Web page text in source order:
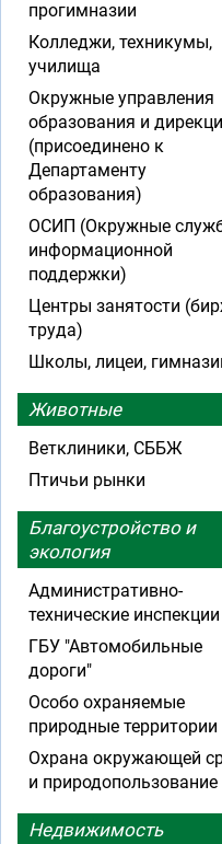
прогимназии
Колледжи, техникумы,
училища
Окружные управления
образования и
(присоединено к
Департаменту
образования)
ОСИП (Окружные
информационной
поддержки)
Центры занятости
труда)
Школы, лицеи,
Животные
Ветклиники, СББЖ
Птичьи рынки
Благоустройство и
экология
Административно-
технические инспекции
ГБУ "Автомобильные
дороги"
Особо охраняемые
природные территории
Охрана окружающей
и природопользование
Недвижимость